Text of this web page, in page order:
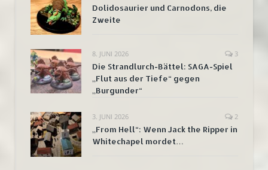
Dolidosaurier und Carnodons, die
Zweite
8. JUNI 2026 3
Die Strandlurch-Bättel: SAGA-Spiel
„Flut aus der Tiefe“ gegen
„Burgunder“
3. JUNI 2026 2
„From Hell“: Wenn Jack the Ripper in
Whitechapel mordet…